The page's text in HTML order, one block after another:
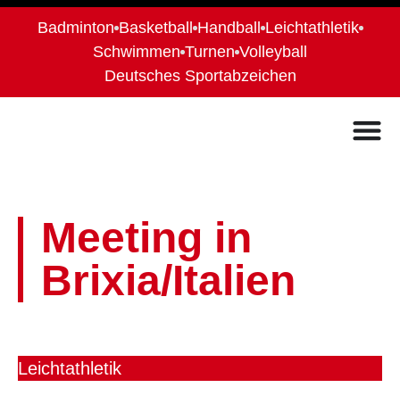
Badminton Basketball Handball
Leichtathletik
Schwimmen Turnen Volleyball
Deutsches Sportabzeichen
Meeting in
Brixia/Italien
Leichtathletik